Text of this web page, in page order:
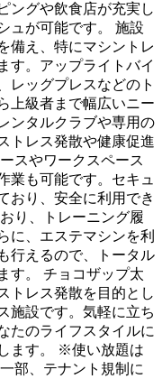
ングや飲食店が充実し
ュが可能です。 施設
備え、特にマシントレ
す。アップライトバイ
レッグプレスなどのト
上級者まで幅広いニー
ンタルクラブや専用の
トレス発散や健康促進
スやワークスペース
業も可能です。セキュ
おり、安全に利用でき
り、トレーニング履
に、エステマシンを利
行えるので、トータル
す。 チョコザップ太
トレス発散を目的とし
施設です。気軽に立ち
たのライフスタイルに
ます。 ※使い放題は
部、テナント規制に